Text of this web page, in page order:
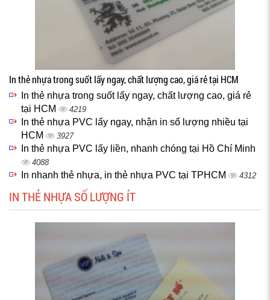
In thẻ nhựa trong suốt lấy ngay, chất lượng cao, giá rẻ tại HCM
In thẻ nhựa trong suốt lấy ngay, chất lượng cao, giá rẻ
tại HCM
4219
In thẻ nhựa PVC lấy ngay, nhận in số lượng nhiều tại
HCM
3927
In thẻ nhựa PVC lấy liền, nhanh chóng tại Hồ Chí Minh
4088
In nhanh thẻ nhựa, in thẻ nhựa PVC tại TPHCM 4312
IN THẺ NHỰA SỐ LƯỢNG ÍT